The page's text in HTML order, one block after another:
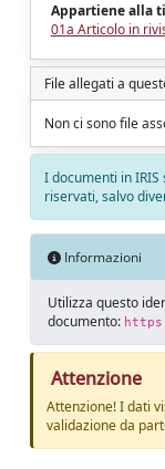
Appartiene alla
01a Articolo in
File allegati a
Non ci sono file
I documenti in
riservati, salvo
Informazioni
Utilizza questo
documento:
Attenzione
Attenzione! I dati
validazione da